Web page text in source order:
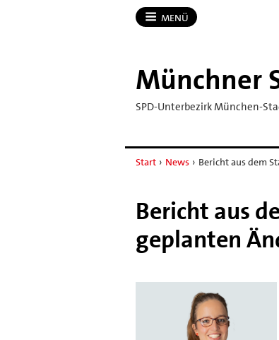
MENÜ
Münchner
SPD-Unterbezirk München-
Start › News › Bericht aus dem
Bericht aus
geplanten